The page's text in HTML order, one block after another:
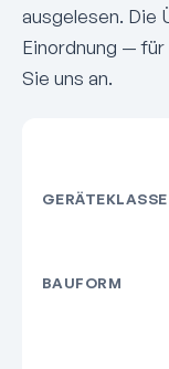
ausgelesen. Die
Einordnung —
Sie uns an.
GERÄTEKLASSE
BAUFORM